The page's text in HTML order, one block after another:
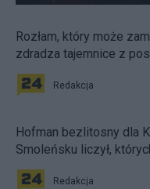
Rozłam, który może
zdradza tajemnice z
Redakcja
Hofman bezlitosny dla
Smoleńsku liczył,
Redakcja